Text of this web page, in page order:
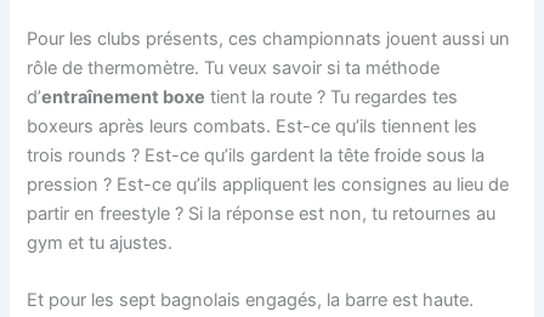
Pour les clubs présents, ces championnats jouent aussi un
rôle de thermomètre. Tu veux savoir si ta méthode
d’entraînement boxe tient la route ? Tu regardes tes
boxeurs après leurs combats. Est-ce qu’ils tiennent les
trois rounds ? Est-ce qu’ils gardent la tête froide sous la
pression ? Est-ce qu’ils appliquent les consignes au lieu de
partir en freestyle ? Si la réponse est non, tu retournes au
gym et tu ajustes.
Et pour les sept bagnolais engagés, la barre est haute.